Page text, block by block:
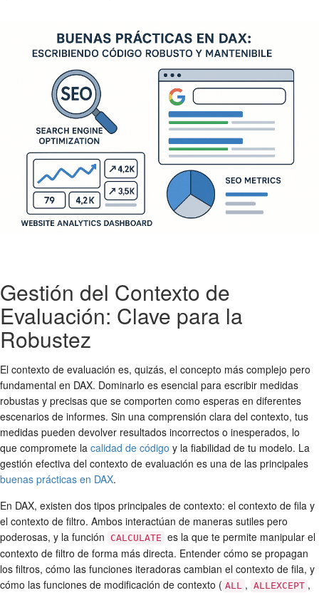
Gestión del Contexto de
Evaluación: Clave para la
Robustez
El contexto de evaluación es, quizás, el concepto más complejo pero
fundamental en DAX. Dominarlo es esencial para escribir medidas
robustas y precisas que se comporten como esperas en diferentes
escenarios de informes. Sin una comprensión clara del contexto, tus
medidas pueden devolver resultados incorrectos o inesperados, lo
que compromete la calidad de código y la fiabilidad de tu modelo. La
gestión efectiva del contexto de evaluación es una de las principales
buenas prácticas en DAX.
En DAX, existen dos tipos principales de contexto: el contexto de fila y
el contexto de filtro. Ambos interactúan de maneras sutiles pero
poderosas, y la función
CALCULATE es la que te permite manipular el
contexto de filtro de forma más directa. Entender cómo se propagan
los filtros, cómo las funciones iteradoras cambian el contexto de fila, y
cómo las funciones de modificación de contexto ( ALL , ALLEXCEPT ,